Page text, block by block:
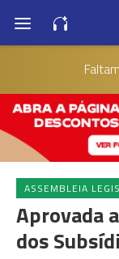
Faltam
ASSEMBLEIA
Aprovada
dos